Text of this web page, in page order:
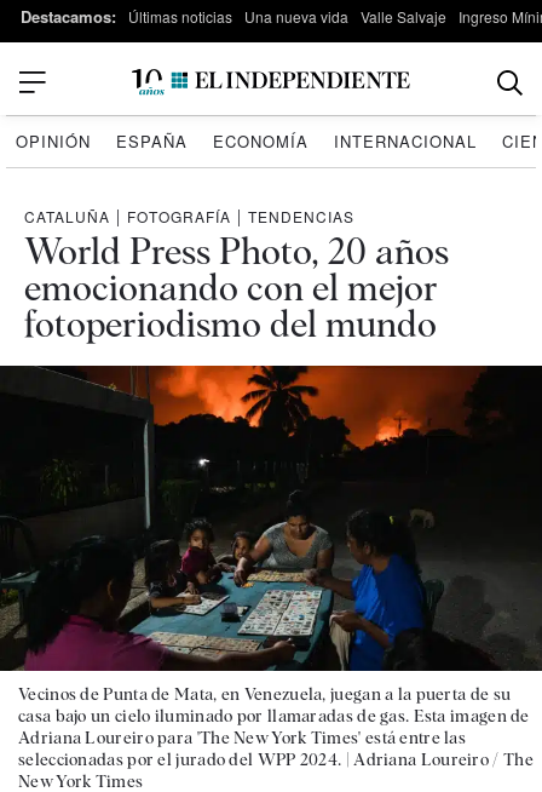
Destacamos: Últimas noticias Una nueva vida Valle Salvaje Ingreso
OPINIÓN ESPAÑA ECONOMÍA INTERNACIONAL
CATALUÑA | FOTOGRAFÍA | TENDENCIAS
World Press Photo, 20 años
emocionando con el mejor
fotoperiodismo del mundo
Vecinos de Punta de Mata, en Venezuela, juegan a la puerta de su
casa bajo un cielo iluminado por llamaradas de gas. Esta imagen de
Adriana Loureiro para 'The New York Times' está entre las
seleccionadas por el jurado del WPP 2024. | Adriana Loureiro / The
New York Times